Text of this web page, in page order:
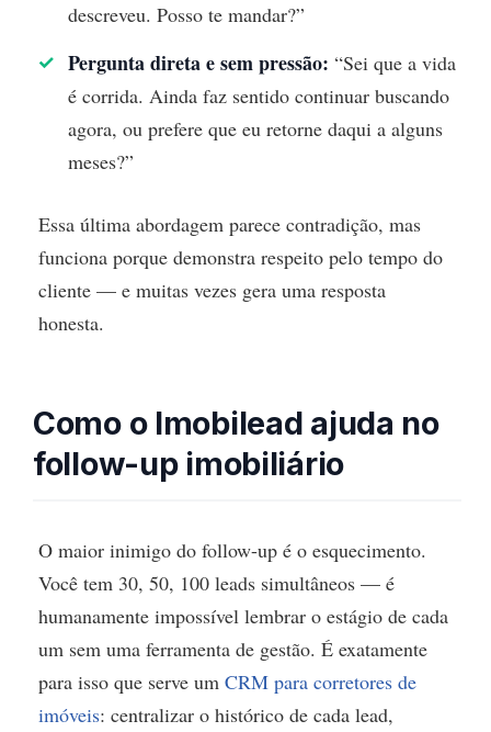
descreveu. Posso te mandar?”
Pergunta direta e sem pressão: “Sei que a vida
é corrida. Ainda faz sentido continuar buscando
agora, ou prefere que eu retorne daqui a alguns
meses?”
Essa última abordagem parece contradição, mas
funciona porque demonstra respeito pelo tempo do
cliente — e muitas vezes gera uma resposta
honesta.
Como o Imobilead ajuda no
follow-up imobiliário
O maior inimigo do follow-up é o esquecimento.
Você tem 30, 50, 100 leads simultâneos — é
humanamente impossível lembrar o estágio de cada
um sem uma ferramenta de gestão. É exatamente
para isso que serve um CRM para corretores de
imóveis: centralizar o histórico de cada lead,